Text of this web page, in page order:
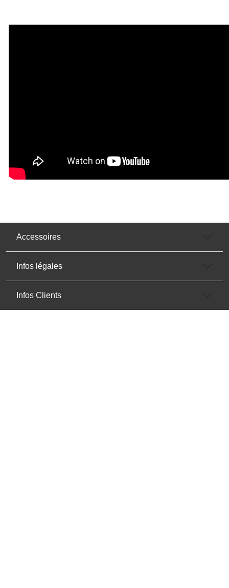
Accessoires
Infos légales
Infos Clients